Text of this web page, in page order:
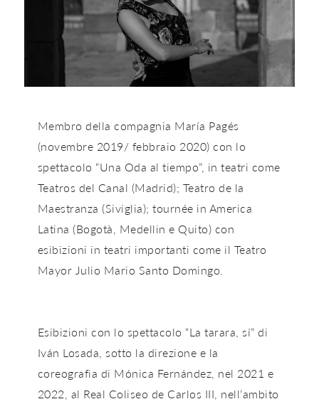
Membro della compagnia María Pagés
(novembre 2019/ febbraio 2020) con lo
spettacolo “Una Oda al tiempo”, in teatri come
Teatros del Canal (Madrid); Teatro de la
Maestranza (Siviglia); tournée in America
Latina (Bogotà, Medellin e Quito) con
esibizioni in teatri importanti come il Teatro
Mayor Julio Mario Santo Domingo.
Esibizioni con lo spettacolo “La tarara, sí” di
Iván Losada, sotto la direzione e la
coreografia di Mónica Fernández, nel 2021 e
2022, al Real Coliseo de Carlos III, nell’ambito